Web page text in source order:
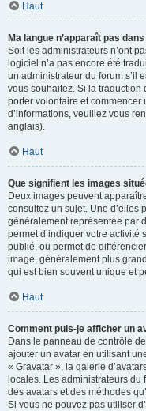
Haut
Ma langue n’apparaît pas
Soit les administrateurs n’ont
logiciel n’a pas encore été
un administrateur du forum s’il
vous souhaitez. Si la traduction
porter volontaire et
d’informations, veuillez vous
anglais).
Haut
Que signifient les images
Deux images peuvent
consultez un sujet. Une d’elles
généralement représentée par
permet d’indiquer votre
publié, ou permet de
image, généralement plus
qui est bien souvent unique et
Haut
Comment puis-je afficher un
Dans le panneau de contrôle
ajouter un avatar en utilisant
« Gravatar », la galerie
locales. Les administrateurs
des avatars et des méthodes
Si vous ne pouvez pas utiliser